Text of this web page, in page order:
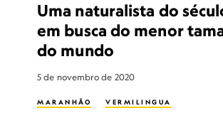
Uma naturalista do
em busca do menor
do mundo
5 de novembro de 2020
MARANHÃO
VERMILINGUA